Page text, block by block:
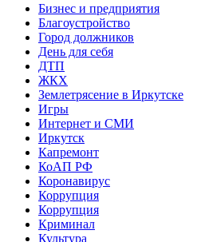
Бизнес и предприятия
Благоустройство
Город должников
День для себя
ДТП
ЖКХ
Землетрясение в Иркутске
Игры
Интернет и СМИ
Иркутск
Капремонт
КоАП РФ
Коронавирус
Коррупция
Коррупция
Криминал
Культура